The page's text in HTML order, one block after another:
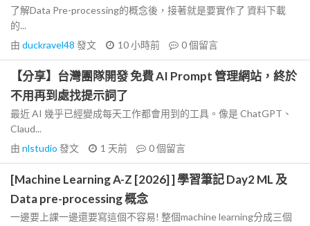
了解Data Pre-processing的概念後，接著就是要實作了 資料下載
的...
由 duckravel48 發文 10 小時前 0個留言
【分享】台灣團隊開發 免費 AI Prompt 管理網站，終於
不用再到處找提示詞了
最近 AI 幾乎已經變成每天工作都會用到的工具。像是 ChatGPT、
Claud...
由 nlstudio 發文 1 天前 0個留言
[Machine Learning A-Z [2026] ] 學習筆記 Day2 ML 及
Data pre-processing 概念
一邊要上課一邊還要寫這個不容易! 整個machine learning分成三個